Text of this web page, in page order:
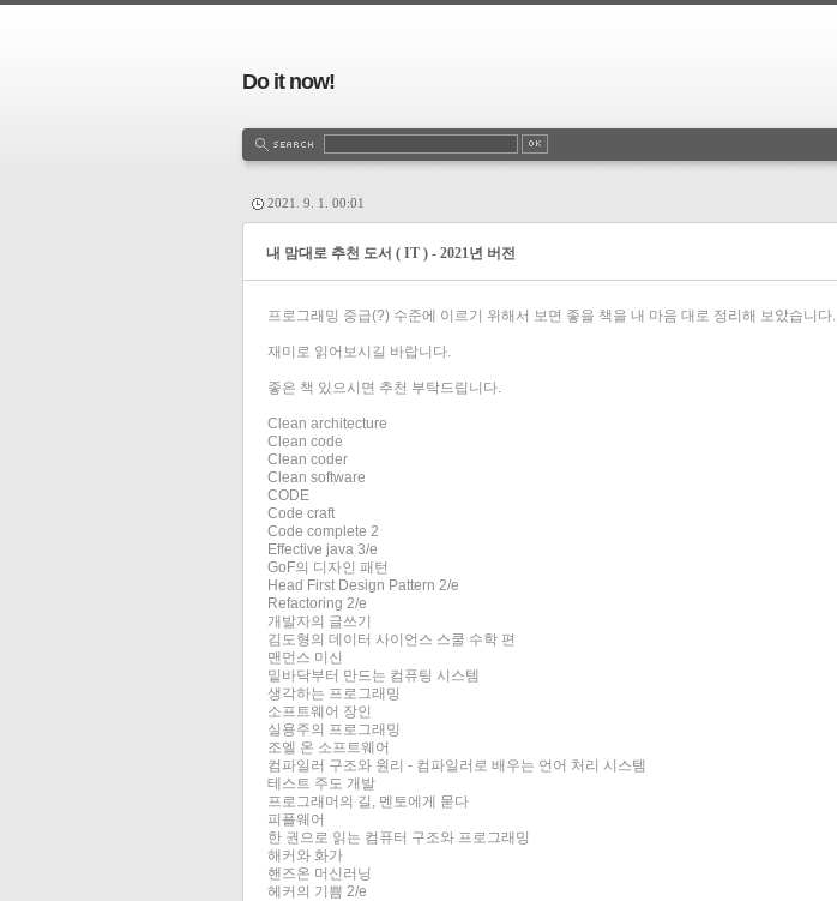
Do it now!
2021. 9. 1. 00:01
내 맘대로 추천 도서 ( IT ) - 2021년 버전
프로그래밍 중급(?) 수준에 이르기 위해서 보면 좋을 책을 내 마음 대로 정리해 보았습니다.
재미로 읽어보시길 바랍니다.
좋은 책 있으시면 추천 부탁드립니다.
Clean architecture
Clean code
Clean coder
Clean software
CODE
Code craft
Code complete 2
Effective java 3/e
GoF의 디자인 패턴
Head First Design Pattern 2/e
Refactoring 2/e
개발자의 글쓰기
김도형의 데이터 사이언스 스쿨 수학 편
맨먼스 미신
밑바닥부터 만드는 컴퓨팅 시스템
생각하는 프로그래밍
소프트웨어 장인
실용주의 프로그래밍
조엘 온 소프트웨어
컴파일러 구조와 원리 - 컴파일러로 배우는 언어 처리 시스템
테스트 주도 개발
프로그래머의 길, 멘토에게 묻다
피플웨어
한 권으로 읽는 컴퓨터 구조와 프로그래밍
해커와 화가
핸즈온 머신러닝
헤커의 기쁨 2/e